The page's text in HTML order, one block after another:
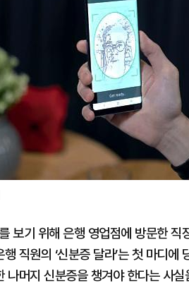
보기 위해 은행 영업점에 방문한
직원의 ‘신분증 달라’는 첫 마디에
나머지 신분증을 챙겨야 한다는 사